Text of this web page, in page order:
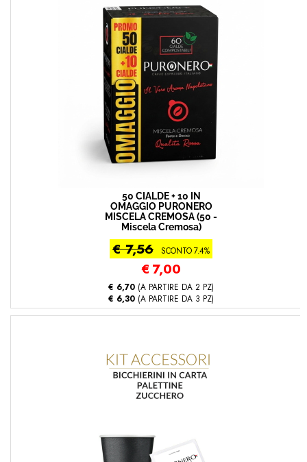
50 CIALDE + 10 IN
OMAGGIO PURONERO
MISCELA CREMOSA (50 -
Miscela Cremosa)
€ 7,56 SCONTO 7.4%
€ 7,00
€ 6,70 (A PARTIRE DA 2 PZ)
€ 6,30 (A PARTIRE DA 3 PZ)